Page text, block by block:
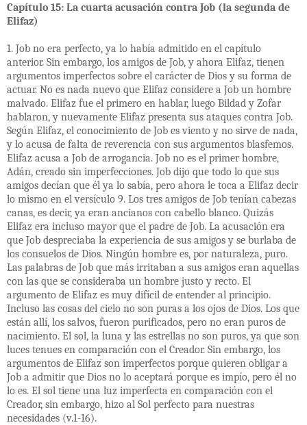
Capítulo 15: La cuarta acusación contra Job (la segunda de
Elifaz)
1. Job no era perfecto, ya lo había admitido en el capítulo
anterior. Sin embargo, los amigos de Job, y ahora Elifaz, tienen
argumentos imperfectos sobre el carácter de Dios y su forma de
actuar. No es nada nuevo que Elifaz considere a Job un hombre
malvado. Elifaz fue el primero en hablar, luego Bildad y Zofar
hablaron, y nuevamente Elifaz presenta sus ataques contra Job.
Según Elifaz, el conocimiento de Job es viento y no sirve de nada,
y lo acusa de falta de reverencia con sus argumentos blasfemos.
Elifaz acusa a Job de arrogancia. Job no es el primer hombre,
Adán, creado sin imperfecciones. Job dijo que todo lo que sus
amigos decían que él ya lo sabía, pero ahora le toca a Elifaz decir
lo mismo en el versículo 9. Los tres amigos de Job tenían cabezas
canas, es decir, ya eran ancianos con cabello blanco. Quizás
Elifaz era incluso mayor que el padre de Job. La acusación era
que Job despreciaba la experiencia de sus amigos y se burlaba de
los consuelos de Dios. Ningún hombre es, por naturaleza, puro.
Las palabras de Job que más irritaban a sus amigos eran aquellas
con las que se consideraba un hombre justo y recto. El
argumento de Elifaz es muy difícil de entender al principio.
Incluso las cosas del cielo no son puras a los ojos de Dios. Los que
están allí, los salvos, fueron purificados, pero no eran puros de
nacimiento. El sol, la luna y las estrellas no son puros, ya que son
luces tenues en comparación con el Creador. Sin embargo, los
argumentos de Elifaz son imperfectos porque quieren obligar a
Job a admitir que Dios no lo aceptará porque es impío, pero él no
lo es. El sol tiene una luz imperfecta en comparación con el
Creador, sin embargo, hizo al Sol perfecto para nuestras
necesidades (v.1-16).